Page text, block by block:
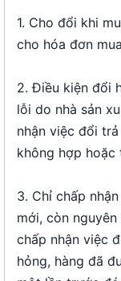
1. Cho đổi khi
cho hóa đơn
2. Điều kiện đổi
lỗi do nhà sản
nhận việc đổi
không hợp hoặc
3. Chỉ chấp
mới, còn
chấp nhận việc
hỏng, hàng đã